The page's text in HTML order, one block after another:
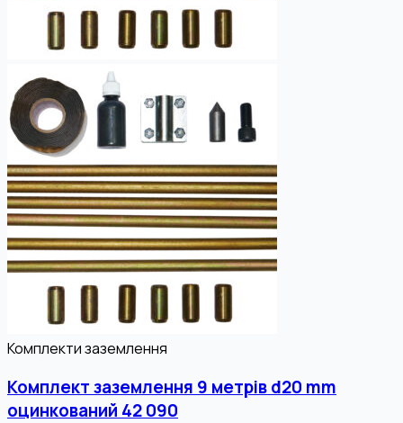
Комплекти заземлення
Комплект заземлення 9 метрів d20 mm
оцинкований 42 090